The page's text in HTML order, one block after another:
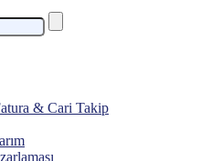
& Cari Takip